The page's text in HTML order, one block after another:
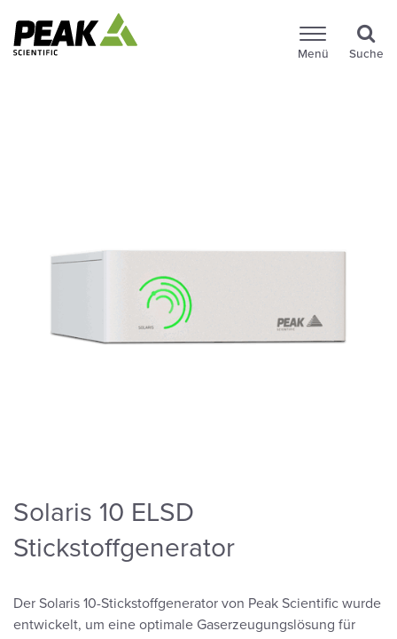
Menü Suche
Solaris 10 ELSD
Stickstoffgenerator
Der Solaris 10-Stickstoffgenerator von Peak Scientific wurde
entwickelt, um eine optimale Gaserzeugungslösung für